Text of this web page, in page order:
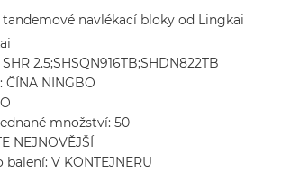
tandemové navlékací bloky od Lingkai
2.5;SHSQN916TB;SHDN822TB
NINGBO
množství: 50
NEJNOVĚJŠÍ
V KONTEJNERU